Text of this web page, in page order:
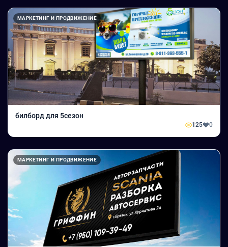
МАРКЕТИНГ И ПРОДВИЖЕНИЕ
билборд для 5сезон
125 0
МАРКЕТИНГ И ПРОДВИЖЕНИЕ